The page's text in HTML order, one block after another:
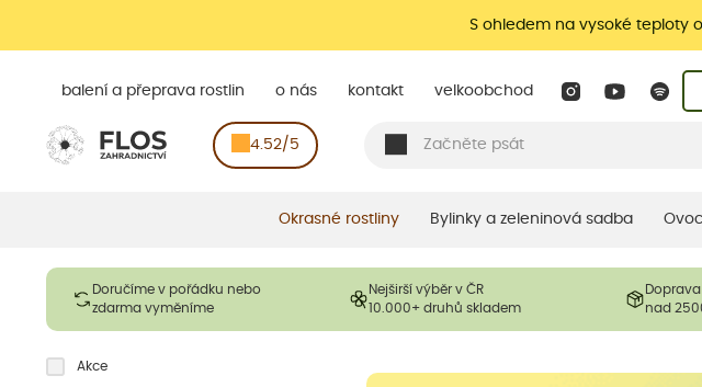
S ohledem na vysoké teploty
balení a přeprava rostlin o nás kontakt velkoobchod
4.52/5
Okrasné rostliny Bylinky a zeleninová sadba
Doručíme v pořádku nebo
zdarma vyměníme
Nejširší výběr v ČR
10.000+ druhů skladem
nad
Akce